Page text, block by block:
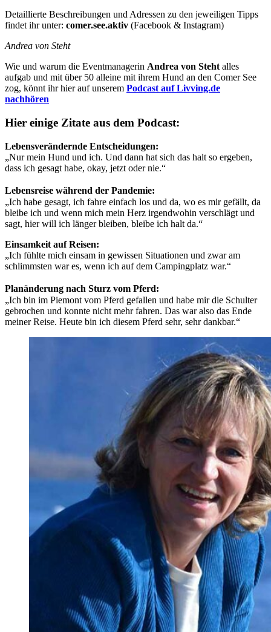
Detaillierte Beschreibungen und Adressen zu den jeweiligen Tipps
findet ihr unter: comer.see.aktiv (Facebook & Instagram)
Andrea von Steht
Wie und warum die Eventmanagerin Andrea von Steht alles
aufgab und mit über 50 alleine mit ihrem Hund an den Comer See
zog, könnt ihr hier auf unserem Podcast auf Livving.de
nachhören
Hier einige Zitate aus dem Podcast:
Lebensverändernde Entscheidungen:
„Nur mein Hund und ich. Und dann hat sich das halt so ergeben,
dass ich gesagt habe, okay, jetzt oder nie.“
Lebensreise während der Pandemie:
„Ich habe gesagt, ich fahre einfach los und da, wo es mir gefällt, da
bleibe ich und wenn mich mein Herz irgendwohin verschlägt und
sagt, hier will ich länger bleiben, bleibe ich halt da.“
Einsamkeit auf Reisen:
„Ich fühlte mich einsam in gewissen Situationen und zwar am
schlimmsten war es, wenn ich auf dem Campingplatz war.“
Planänderung nach Sturz vom Pferd:
„Ich bin im Piemont vom Pferd gefallen und habe mir die Schulter
gebrochen und konnte nicht mehr fahren. Das war also das Ende
meiner Reise. Heute bin ich diesem Pferd sehr, sehr dankbar.“